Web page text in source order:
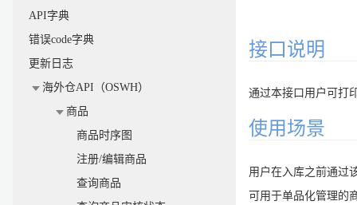
API字典
错误code字典
更新日志
海外仓API（OSWH）
商品
商品时序图
注册/编辑商品
查询商品
接口说明
通过本接口用户可打
使用场景
用户在入库之前通过
可用于单品化管理的